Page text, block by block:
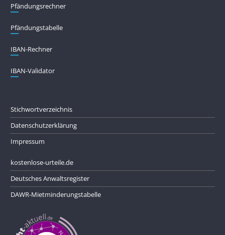
Pfändungs­rechner
Pfändungs­tabelle
IBAN-Rechner
IBAN-Validator
Stichwortverzeichnis
Datenschutzerklärung
Impressum
kostenlose-urteile.de
Deutsches Anwaltsregister
DAWR-Mietminderungstabelle